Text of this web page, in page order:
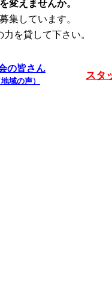
変えませんか。
集しています。
を貸して下さい。
の皆さん
地域の声） スタ